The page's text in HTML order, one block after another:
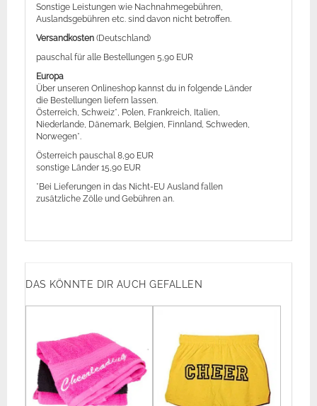
Sonstige Leistungen wie Nachnahmegebühren,
Auslandsgebühren etc. sind davon nicht betroffen.
Versandkosten (Deutschland)
pauschal für alle Bestellungen 5,90 EUR
Europa
Über unseren Onlineshop kannst du in folgende Länder
die Bestellungen liefern lassen.
Österreich, Schweiz*, Polen, Frankreich, Italien,
Niederlande, Dänemark, Belgien, Finnland, Schweden,
Norwegen*.
Österreich pauschal 8,90 EUR
sonstige Länder 15,90 EUR
*Bei Lieferungen in das Nicht-EU Ausland fallen
zusätzliche Zölle und Gebühren an.
DAS KÖNNTE DIR AUCH GEFALLEN